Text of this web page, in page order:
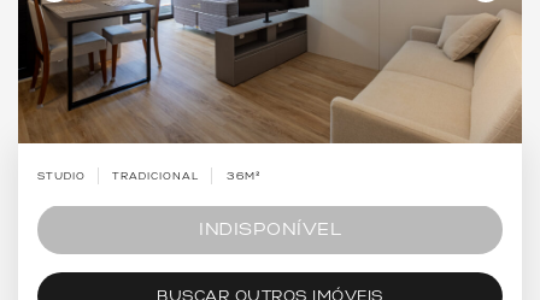
STUDIO TRADICIONAL 36M²
INDISPONÍVEL
BUSCAR OUTROS IMÓVEIS